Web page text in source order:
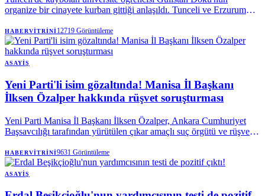
organize bir cinayete kurban gittiği anlaşıldı. Tunceli ve Erzurum
aralarında dönemin valisi Tuncay Sonel ile eşi Handan Sonel'in de
olduğu 25 kişi tutuklandı.
HABERVITRINI12719 Görüntüleme
ASAYIŞ
Yeni Parti'li isim gözaltında! Manisa İl Başkanı
İlksen Özalper hakkında rüşvet soruşturması
Yeni Parti Manisa İl Başkanı İlksen Özalper, Ankara Cumhuriyet
Başsavcılığı tarafından yürütülen çıkar amaçlı suç örgütü ve rüşvet
işlemlerinin ardından ifadesi alınmak üzere Ankara'ya götürüleceği
belirtildi.
HABERVITRINI9631 Görüntüleme
ASAYIŞ